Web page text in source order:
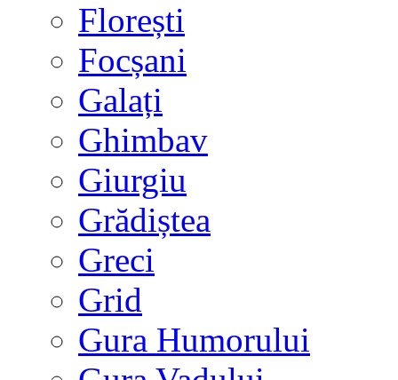
Florești
Focșani
Galați
Ghimbav
Giurgiu
Grădiștea
Greci
Grid
Gura Humorului